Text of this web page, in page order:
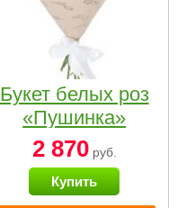
Букет белых роз
«Пушинка»
2 870руб.
Купить